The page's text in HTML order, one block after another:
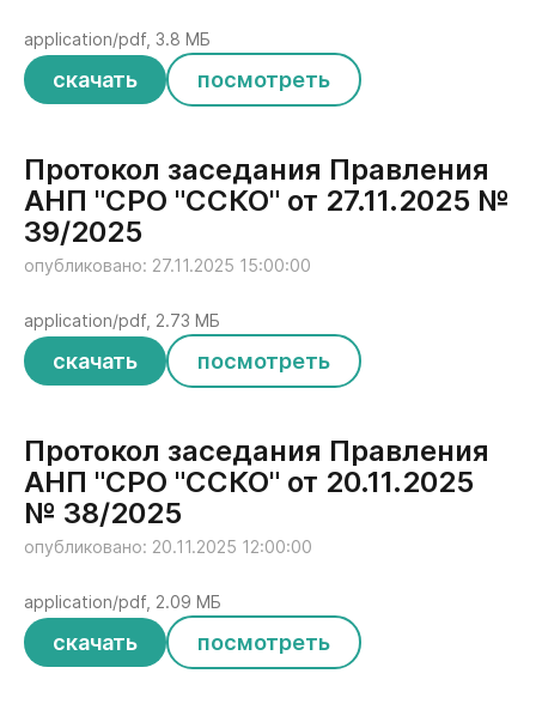
скачать посмотреть
application/pdf, 3.8 МБ
Протокол заседания Правления
АНП "СРО "ССКО" от 27.11.2025 №
39/2025
опубликовано: 27.11.2025 15:00:00
скачать посмотреть
application/pdf, 2.73 МБ
Протокол заседания Правления
АНП "СРО "ССКО" от 20.11.2025
№ 38/2025
опубликовано: 20.11.2025 12:00:00
скачать посмотреть
application/pdf, 2.09 МБ